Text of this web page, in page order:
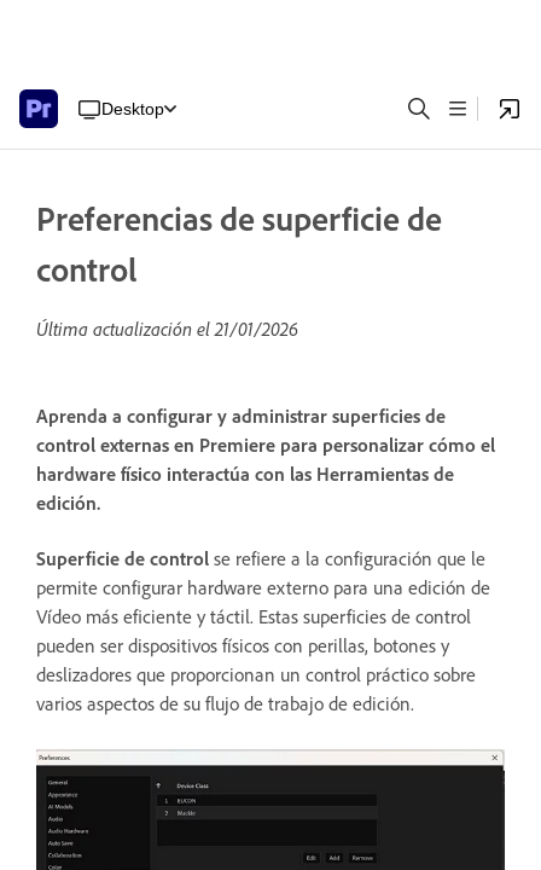
Desktop
Preferencias de superficie de
control
Última actualización el21/01/2026
Aprenda a configurar y administrar superficies de
control externas en Premiere para personalizar cómo el
hardware físico interactúa con las Herramientas de
edición.
Superficie de control se refiere a la configuración que le
permite configurar hardware externo para una edición de
Vídeo más eficiente y táctil. Estas superficies de control
pueden ser dispositivos físicos con perillas, botones y
deslizadores que proporcionan un control práctico sobre
varios aspectos de su flujo de trabajo de edición.